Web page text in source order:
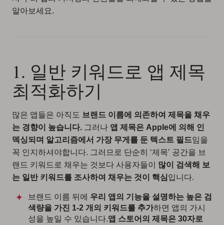
알아보세요.
1. 일반 키워드로 앱 제목
최적화하기
많은 앱들은 아직도 브랜드 이름에 의존하여 제목을 채우
는 경향이 높습니다. 그러나 앱 제목은 Apple에 의해 인
덱싱되며 알고리즘에서 가장 무게를 둔 텍스트 필드임을
꼭 인지하셔야합니다. 그러므로 단순히 ‘제목’ 공간을 브
랜드 키워드로 채우는 것보다 사용자들이 많이 검색해 보
는 일반 키워드를 조사하여 채우는 것이 핵심 입니다.
브랜드 이름 뒤에 우리 앱의 기능을 설명하는 높은 검
색량을 가진 1-2 개의 키워드를 추가하면 앱의 가시
성을 높일 수 있습니다.앱 스토어의 제목은 30자로